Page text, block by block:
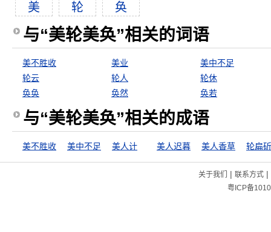
美 轮 奂
与“美轮美奂”相关的词语
美不胜收 美业
美中不足
轮云
轮人
轮休
奂奂
奂然 奂若
与“美轮美奂”相关的成语
美不胜收 美中不足 美人计 美人迟暮 美人香草 轮扁
关于我们 | 联系方式|
粤ICP备